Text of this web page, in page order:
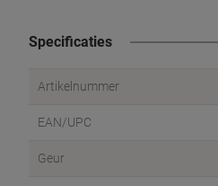
Specificaties
Artikelnummer
EAN/UPC
Geur